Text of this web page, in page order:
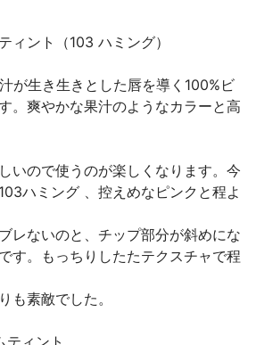
ィント（103 ハミング）
が生き生きとした唇を導く100%ビ
。爽やかな果汁のようなカラーと高
いので使うのが楽しくなります。今
ハミング 、控えめなピンクと程よ
レないのと、チップ部分が斜めにな
す。もっちりしたたテクスチャで程
も素敵でした。
ティント